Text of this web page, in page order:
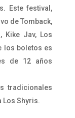
Este festival,
de Tomback,
Kike Jav, Los
los boletos es
de 12 años
tradicionales
Los Shyris.